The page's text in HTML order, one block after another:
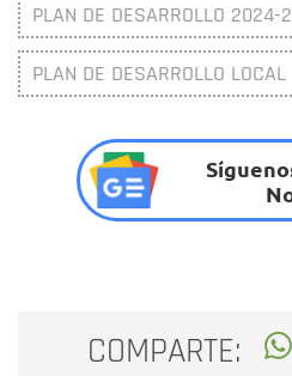
PLAN DE DESARROLLO 2024-
PLAN DE DESARROLLO LOCAL
COMPARTE: